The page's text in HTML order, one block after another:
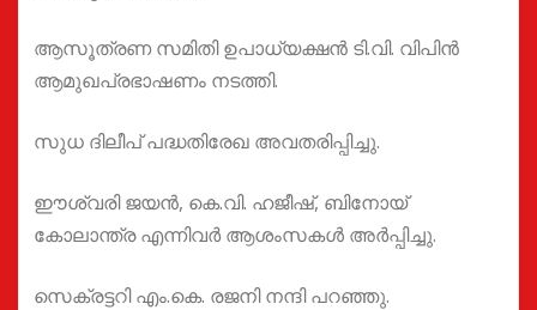
ആസൂത്രണ സമിതി ഉപാധ്യക്ഷൻ ടി.വി. വിപിൻ
ആമുഖപ്രഭാഷണം നടത്തി.
സുധ ദിലീപ് പദ്ധതിരേഖ അവതരിപ്പിച്ചു.
ഈശ്വരി ജയൻ, കെ.വി. ഹജീഷ്, ബിനോയ്
കോലാന്ത്ര എന്നിവർ ആശംസകൾ അർപ്പിച്ചു.
സെക്രട്ടറി എം.കെ. രജനി നന്ദി പറഞ്ഞു.